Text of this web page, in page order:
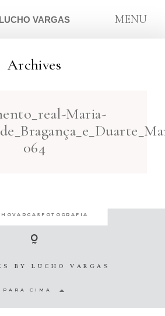
LUCHO VARGAS MENU
Archives
Maria-
064
BY LUCHO VARGAS
PARA CIMA